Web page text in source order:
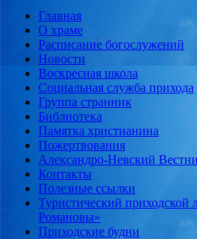
Главная
О храме
Расписание богослужений
Новости
Воскресная школа
Социальная служба прихода
Группа странник
Библиотека
Памятка христианина
Пожертвования
Александро-Невский
Контакты
Полезные ссылки
Туристический приходской
Романовы»
Приходские будни